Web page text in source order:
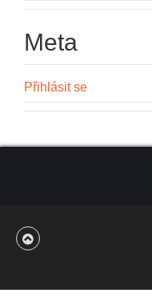
Meta
Přihlásit se